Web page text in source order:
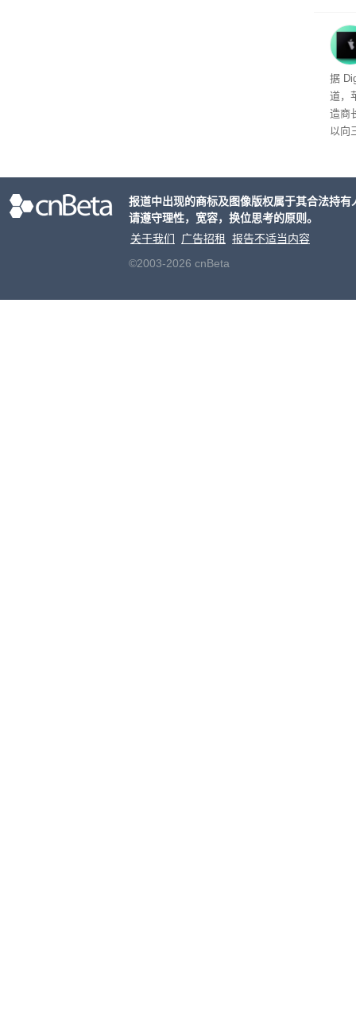
查
（
用
推出
单一
户处
头
据
道，
造商
以向
报道中出现的商标及图像版权属于其合法持
请遵守理性，宽容，换位思考的原则。
关于我们
广告招租
报告不适当内容
©2003-2026 cnBeta